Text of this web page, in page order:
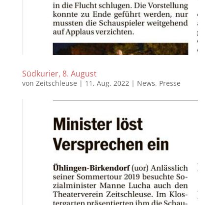
Südkurier, 8. August
von Zeitschleuse | 11. Aug. 2022 | News, Presse